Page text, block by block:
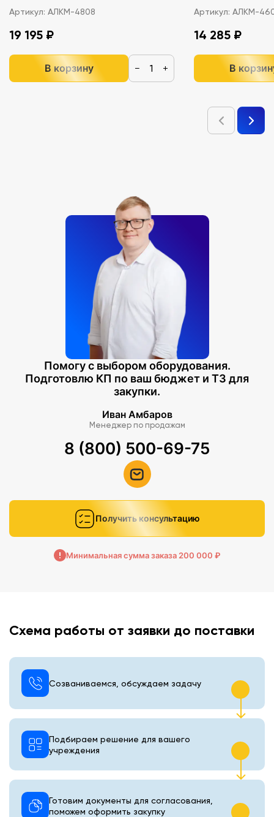
Артикул: АЛКМ-4808
19 195 ₽
В корзину − +
Артикул: АЛКМ-
14 285 ₽
В
Помогу с выбором оборудования.
Подготовлю КП по ваш бюджет и ТЗ для
закупки.
Иван Амбаров
Менеджер по продажам
8 (800) 500-69-75
Получить консультацию
Минимальная сумма заказа 200 000 ₽
Схема работы от заявки до поставки
Созваниваемся, обсуждаем задачу
Подбираем решение для вашего
учреждения
Готовим документы для согласования,
поможем оформить закупку